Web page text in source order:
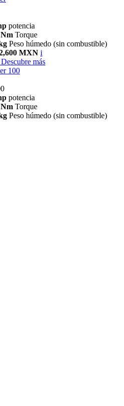
potencia
Torque
Peso húmedo (sin combustible)
MXN i
Descubre más
100
potencia
Torque
Peso húmedo (sin combustible)